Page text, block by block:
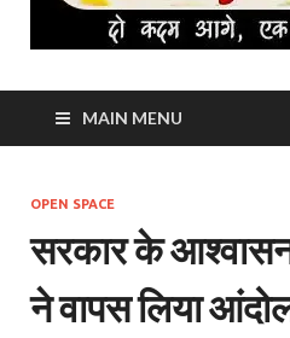
MAIN MENU
OPEN SPACE
सरकार के
ने वापस लिया